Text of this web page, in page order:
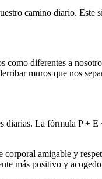
camino diario. Este
diferentes a
muros que nos
diarias. La fórmula P +
amigable y
más positivo y